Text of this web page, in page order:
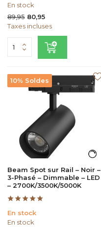
En stock
89,95 80,95
Taxes incluses
10% Soldes
Beam Spot sur Rail – Noir –
3-Phasé – Dimmable – LED
– 2700K/3500K/5000K
En stock
En stock